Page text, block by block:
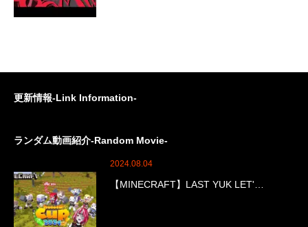
更新情報-Link Information-
ランダム動画紹介-Random Movie-
2024.08.04
【MINECRAFT】LAST YUK LET'…